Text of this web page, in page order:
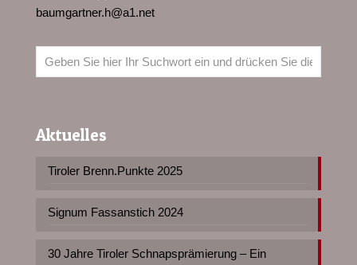
baumgartner.h@a1.net
Aktuelles
Tiroler Brenn.Punkte 2025
Signum Fassanstich 2024
30 Jahre Tiroler Schnapsprämierung – Ein